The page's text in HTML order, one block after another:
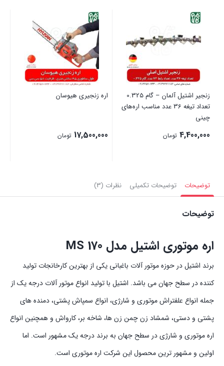
زنجیر اشتیل آلمان – گام 0.325
تعداد تیغه 36 عدد مناسب اره‌های
چینی
4,400,000 تومان
اره زنجیری هیوسان
17,500,000 تومان
توضیحات توضیحات تکمیلی نظرات (3)
توضیحات
اره موتوری اشتیل مدل MS 170
برند اشتیل در حوزه موتور آلات باغبانی یکی از بهترین کارخانجات تولید
کننده در سطح جهان می باشد. اشتیل با تولید انواع موتور آلات درجه یک از
جمله انواع علفتراش موتوری و شارژی، انواع سمپاش پشتی، دمنده های
پشتی و دستی، شمشاد زن چمن زن ها، شاخه بر، کارواش و همچنین انواع
اره موتوری و شارژی در سطح جهان به برند درجه یک مشهور است. اما
اولین و مشهور ترین محصول این شرکت اره موتوری است.